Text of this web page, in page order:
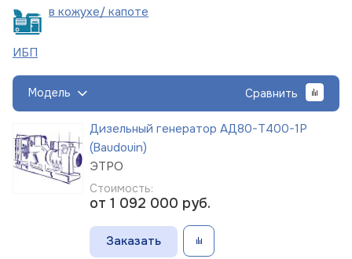
в кожухе/ капоте
ИБП
Модель Сравнить
Дизельный генератор АД80-Т400-1Р
(Baudouin)
ЭТРО
Стоимость:
от 1 092 000 руб.
Заказать